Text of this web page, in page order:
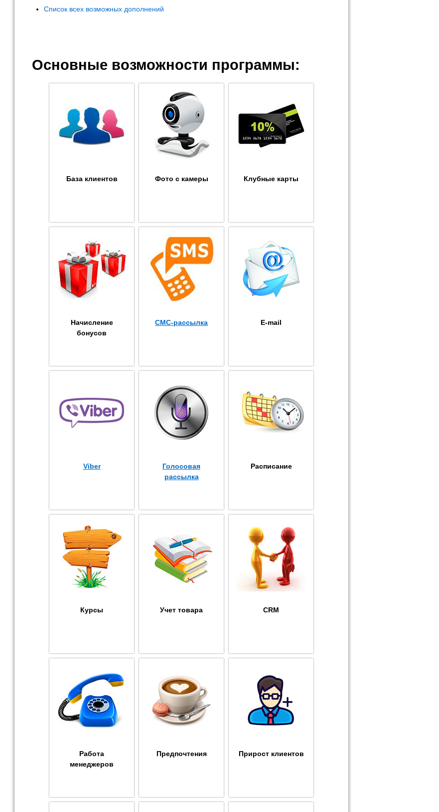
Список всех возможных дополнений
Основные возможности программы:
База клиентов Фото с камеры Клубные карты
Начисление
бонусов
СМС-рассылка E-mail
Viber
Голосовая
рассылка
Расписание
Курсы Учет товара CRM
Работа
менеджеров
Предпочтения Прирост клиентов